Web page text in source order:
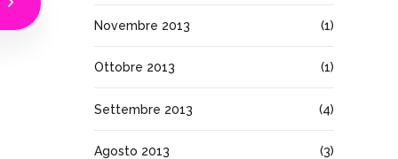
Novembre 2013 (1)
Ottobre 2013 (1)
Settembre 2013 (4)
Agosto 2013 (3)